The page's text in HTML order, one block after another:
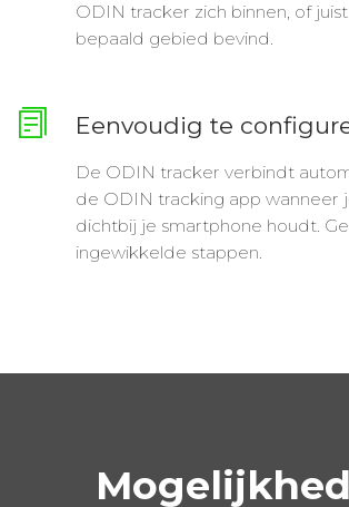
ODIN tracker zich binnen, of
bepaald gebied bevind.
Eenvoudig te
De ODIN tracker verbindt
de ODIN tracking app wanneer
dichtbij je smartphone houdt.
ingewikkelde stappen.